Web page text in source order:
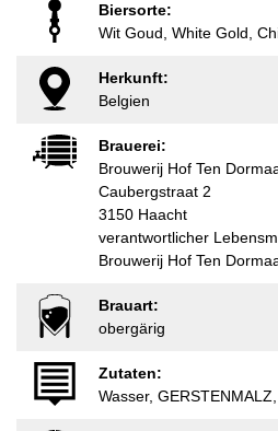
Biersorte:
Wit Goud, White Gold,
Herkunft:
Belgien
Brauerei:
Brouwerij Hof Ten
Caubergstraat 2
3150 Haacht
verantwortlicher
Brouwerij Hof Ten
Brauart:
obergärig
Zutaten:
Wasser,